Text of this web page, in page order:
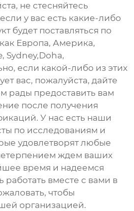
не стесняйтесь
у вас есть какие-либо
будет поставляться по
Европа, Америка,
Sydney,Doha,
если какой-либо из этих
вас, пожалуйста, дайте
рады предоставить вам
после получения
У нас есть наши
по исследованиям и
удовлетворят любые
ждем ваших
время и надеемся
работать вместе с вами в
чтобы
организацией.